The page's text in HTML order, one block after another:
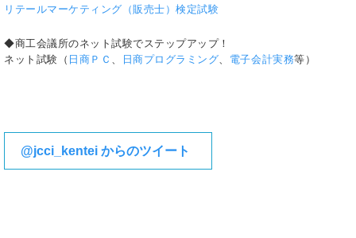
リテールマーケティング（販売士）検定試験
◆商工会議所のネット試験でステップアップ！
ネット試験（ 日商ＰＣ 、 日商プログラミング、 電子会計実務等）
@jcci_kentei からのツイート